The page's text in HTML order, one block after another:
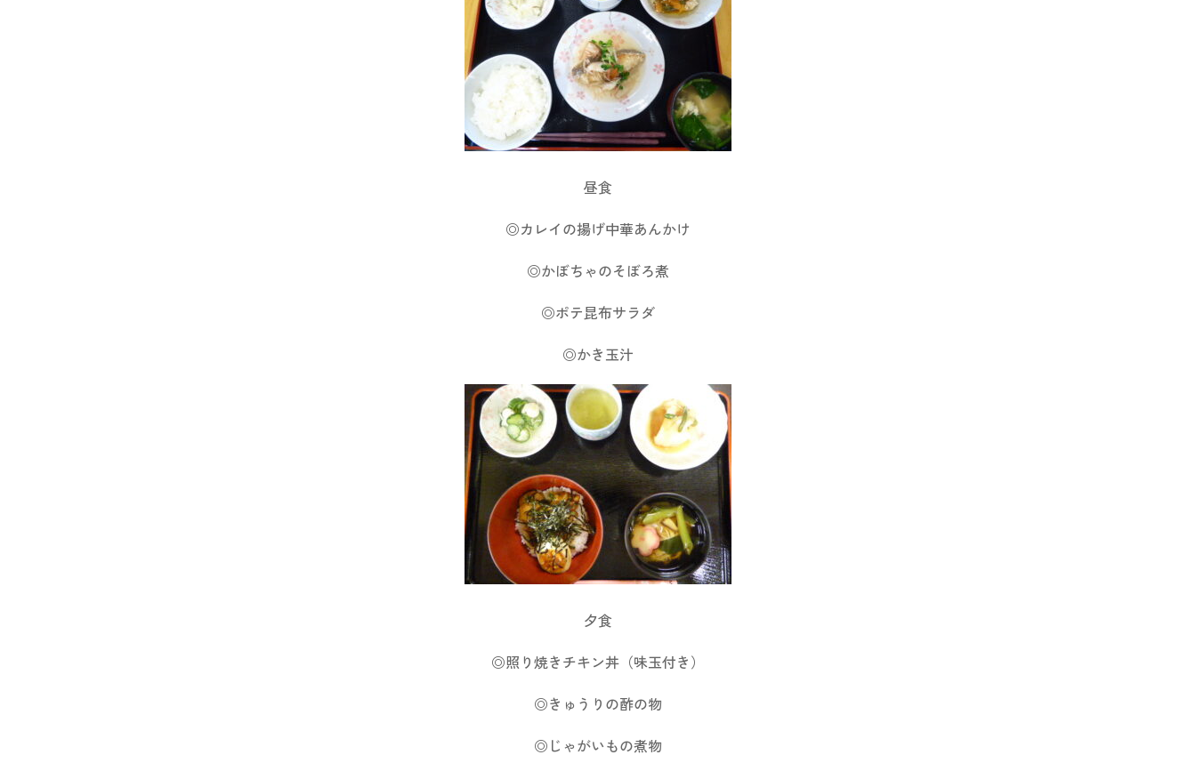
昼食
◎カレイの揚げ中華あんかけ
◎かぼちゃのそぼろ煮
◎ポテ昆布サラダ
◎かき玉汁
夕食
◎照り焼きチキン丼（味玉付き）
◎きゅうりの酢の物
◎じゃがいもの煮物